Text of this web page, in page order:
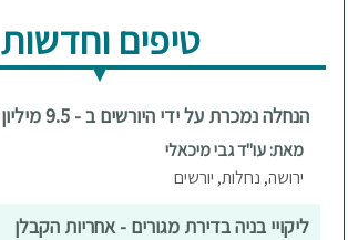
טיפים וחדשות
הנחלה נמכרת על ידי היורשים ב - 9.5 מיליון ש"ח
מאת: עו"ד גבי מיכאלי
ירושה, נחלות, יורשים
ליקויי בניה בדירת מגורים - אחריות הקבלן